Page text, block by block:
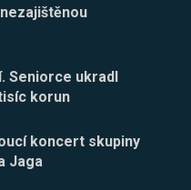
Seniorce ukradl
korun
koncert skupiny
Jaga